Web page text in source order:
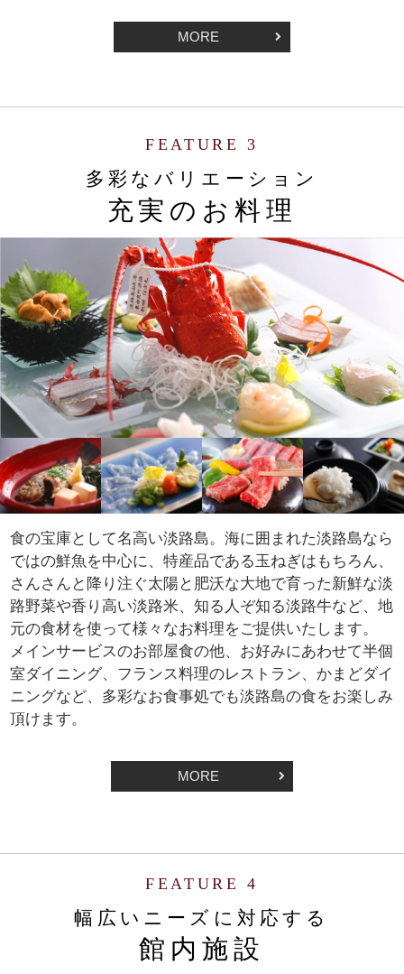
MORE
FEATURE 3
多彩なバリエーション
充実のお料理
食の宝庫として名高い淡路島。海に囲まれた淡路島なら
ではの鮮魚を中心に、特産品である玉ねぎはもちろん、
さんさんと降り注ぐ太陽と肥沃な大地で育った新鮮な淡
路野菜や香り高い淡路米、知る人ぞ知る淡路牛など、地
元の食材を使って様々なお料理をご提供いたします。
メインサービスのお部屋食の他、お好みにあわせて半個
室ダイニング、フランス料理のレストラン、かまどダイ
ニングなど、多彩なお食事処でも淡路島の食をお楽しみ
頂けます。
MORE
FEATURE 4
幅広いニーズに対応する
館内施設